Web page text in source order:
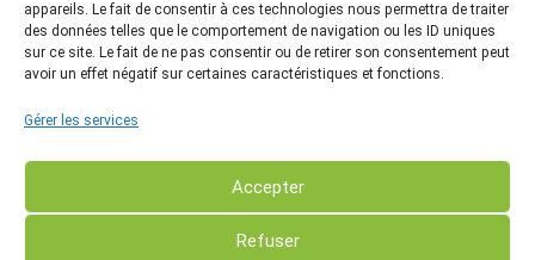
appareils. Le fait de consentir à ces technologies nous permettra de traiter
des données telles que le comportement de navigation ou les ID uniques
sur ce site. Le fait de ne pas consentir ou de retirer son consentement peut
avoir un effet négatif sur certaines caractéristiques et fonctions.
Gérer les services
Accepter
Refuser